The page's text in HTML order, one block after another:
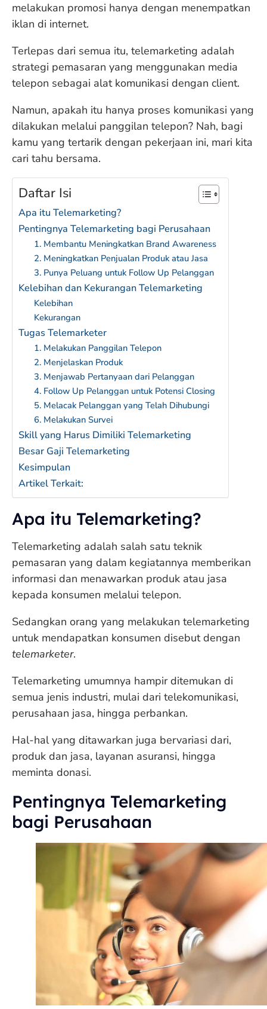
melakukan promosi hanya dengan menempatkan
iklan di internet.
Terlepas dari semua itu, telemarketing adalah
strategi pemasaran yang menggunakan media
telepon sebagai alat komunikasi dengan client.
Namun, apakah itu hanya proses komunikasi yang
dilakukan melalui panggilan telepon? Nah, bagi
kamu yang tertarik dengan pekerjaan ini, mari kita
cari tahu bersama.
Daftar Isi
Apa itu Telemarketing?
Pentingnya Telemarketing bagi Perusahaan
1. Membantu Meningkatkan Brand Awareness
2. Meningkatkan Penjualan Produk atau Jasa
3. Punya Peluang untuk Follow Up Pelanggan
Kelebihan dan Kekurangan Telemarketing
Kelebihan
Kekurangan
Tugas Telemarketer
1. Melakukan Panggilan Telepon
2. Menjelaskan Produk
3. Menjawab Pertanyaan dari Pelanggan
4. Follow Up Pelanggan untuk Potensi Closing
5. Melacak Pelanggan yang Telah Dihubungi
6. Melakukan Survei
Skill yang Harus Dimiliki Telemarketing
Besar Gaji Telemarketing
Kesimpulan
Artikel Terkait:
Apa itu Telemarketing?
Telemarketing adalah salah satu teknik
pemasaran yang dalam kegiatannya memberikan
informasi dan menawarkan produk atau jasa
kepada konsumen melalui telepon.
Sedangkan orang yang melakukan telemarketing
untuk mendapatkan konsumen disebut dengan
telemarketer.
Telemarketing umumnya hampir ditemukan di
semua jenis industri, mulai dari telekomunikasi,
perusahaan jasa, hingga perbankan.
Hal-hal yang ditawarkan juga bervariasi dari,
produk dan jasa, layanan asuransi, hingga
meminta donasi.
Pentingnya Telemarketing
bagi Perusahaan